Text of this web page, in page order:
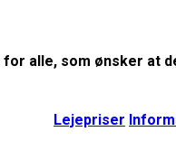
for alle, som ønsker at
Lejepriser